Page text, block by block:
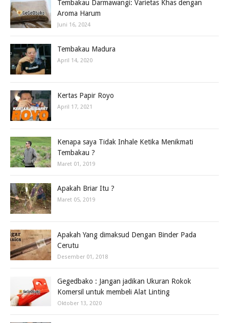
Tembakau Darmawangi: Varietas Khas dengan
Aroma Harum
Juni 16, 2024
Tembakau Madura
April 14, 2020
Kertas Papir Royo
April 17, 2021
Kenapa saya Tidak Inhale Ketika Menikmati
Tembakau ?
Maret 01, 2019
Apakah Briar Itu ?
Maret 05, 2019
Apakah Yang dimaksud Dengan Binder Pada
Cerutu
Desember 01, 2018
Gegedbako : Jangan jadikan Ukuran Rokok
Komersil untuk membeli Alat Linting
Oktober 13, 2020